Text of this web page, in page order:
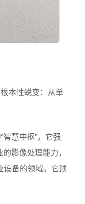
本性蜕变：从单
慧中枢”。它强
影像处理能力，
设备的领域。它顶